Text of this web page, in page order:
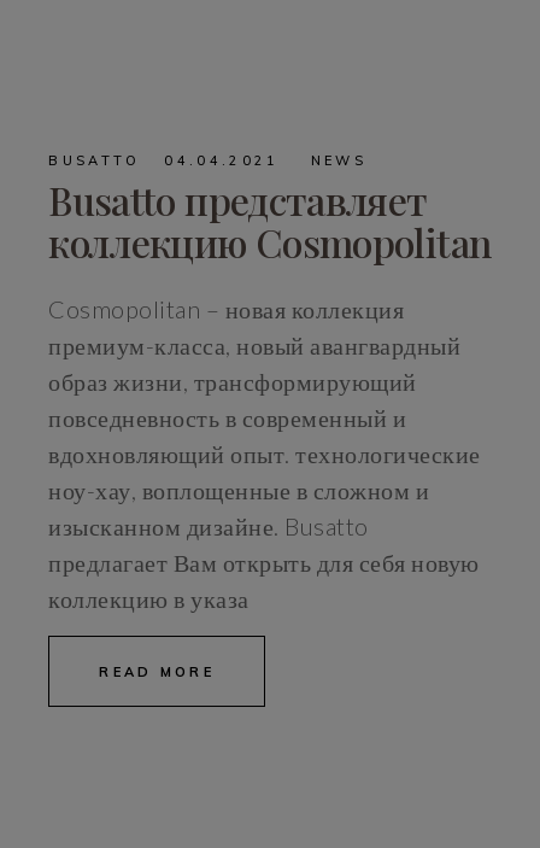
BUSATTO 04.04.2021 NEWS
Busatto представляет
коллекцию Cosmopolitan
Cosmopolitan – новая коллекция
премиум-класса, новый авангвардный
образ жизни, трансформирующий
повседневность в современный и
вдохновляющий опыт. технологические
ноу-хау, воплощенные в сложном и
изысканном дизайне. Busatto
предлагает Вам открыть для себя новую
коллекцию в указа
READ MORE